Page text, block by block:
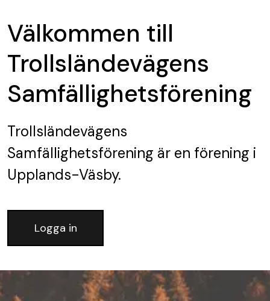
Välkommen till
Trollsländevägens
Samfällighetsförening
Trollsländevägens
Samfällighetsförening är en förening i
Upplands-Väsby.
Logga in